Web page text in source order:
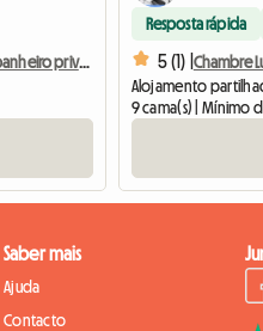
Quarto mobiliado PERLE em Chatou com banheiro privativo
Resposta rápida
5 (1) | Chambre
Alojamento
9 cama(s) | Mínimo
Saber mais
Ajuda
Contacto